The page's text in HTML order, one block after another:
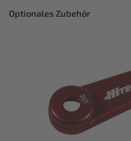
Optionales Zubehör